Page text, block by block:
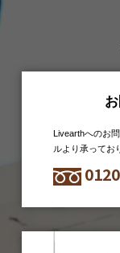
Livearthへのお
ルより承ってお